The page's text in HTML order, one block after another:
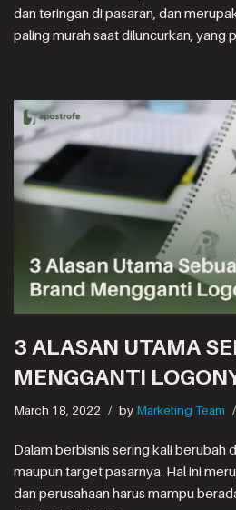
dan teringan di pasaran, dan
paling murah saat diluncurkan, yang
3 ALASAN UTAMA
MENGGANTI
March 18, 2022 by Marketing Team
Dalam berbisnis sering kali berubah
maupun target pasarnya. Hal ini
dan perusahaan harus mampu